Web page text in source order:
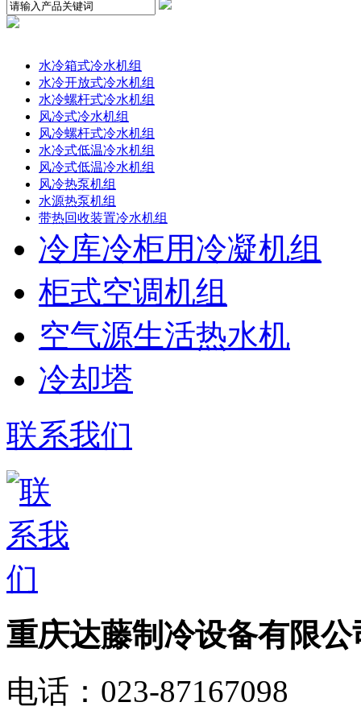
水冷箱式冷水机组
水冷开放式冷水机组
水冷螺杆式冷水机组
风冷式冷水机组
风冷螺杆式冷水机组
水冷式低温冷水机组
风冷式低温冷水机组
风冷热泵机组
水源热泵机组
带热回收装置冷水机组
冷库冷柜用冷凝机组
柜式空调机组
空气源生活热水机
冷却塔
联系我们
重庆达藤制冷设备有限公
电话： 023-87167098